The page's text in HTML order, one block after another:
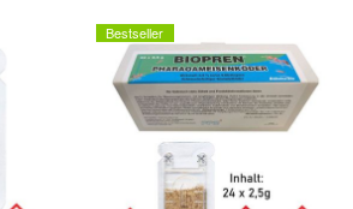
Bestseller